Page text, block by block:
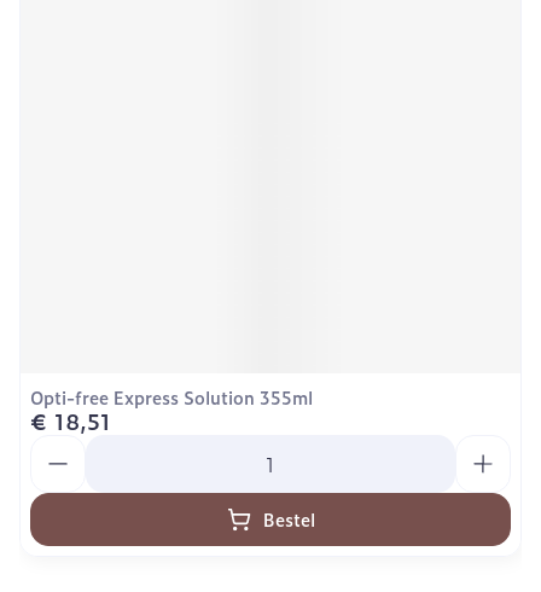
Opti-free Express Solution 355ml
€ 18,51
Bestel